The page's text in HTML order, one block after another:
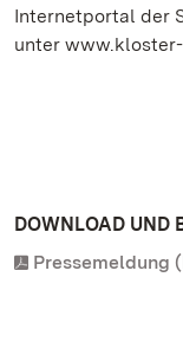
Internetportal der
unter
DOWNLOAD UND
Pressemeldung